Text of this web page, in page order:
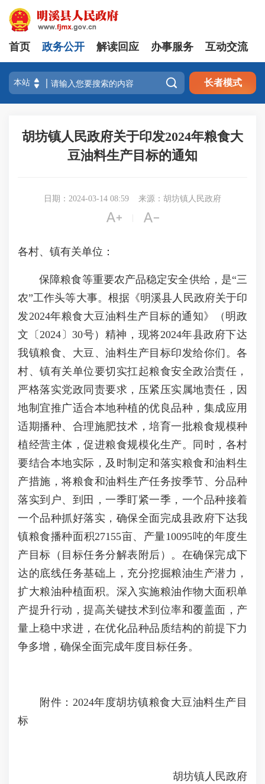
首页 政务公开 解读回应 办事服务 互动交流
 长者模式
胡坊镇人民政府关于印发2024年粮食大
豆油料生产目标的通知
日期：2024-03-14 08:59 来源：胡坊镇人民政府
 
各村、镇有关单位：
保障粮食等重要农产品稳定安全供给，是“三
农”工作头等大事。根据《明溪县人民政府关于印
发2024年粮食大豆油料生产目标的通知》（明政
文〔2024〕30号）精神，现将2024年县政府下达
我镇粮食、大豆、油料生产目标印发给你们。各
村、镇有关单位要切实扛起粮食安全政治责任，
严格落实党政同责要求，压紧压实属地责任，因
地制宜推广适合本地种植的优良品种，集成应用
适期播种、合理施肥技术，培育一批粮食规模种
植经营主体，促进粮食规模化生产。同时，各村
要结合本地实际，及时制定和落实粮食和油料生
产措施，将粮食和油料生产任务按季节、分品种
落实到户、到田，一季盯紧一季，一个品种接着
一个品种抓好落实，确保全面完成县政府下达我
镇粮食播种面积27155亩、产量10095吨的年度生
产目标（目标任务分解表附后）。在确保完成下
达的底线任务基础上，充分挖掘粮油生产潜力，
扩大粮油种植面积。深入实施粮油作物大面积单
产提升行动，提高关键技术到位率和覆盖面，产
量上稳中求进，在优化品种品质结构的前提下力
争多增，确保全面完成年度目标任务。
附件：2024年度胡坊镇粮食大豆油料生产目
标
胡坊镇人民政府